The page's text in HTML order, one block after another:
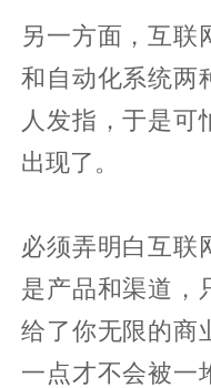
另一方面，互联
和自动化系统两
人发指，于是可
出现了。
必须弄明白互联
是产品和渠道，
给了你无限的商
一点才不会被一